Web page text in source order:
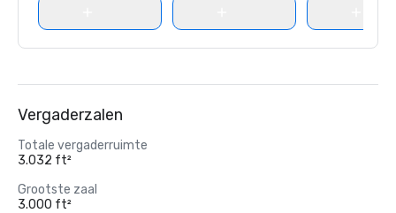
Vergaderzalen
Totale vergaderruimte
3.032 ft²
Grootste zaal
3.000 ft²